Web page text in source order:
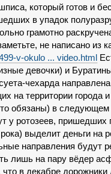
который готов и
в упадок
грамотно
не написано из
v-okulo ... video.html
девочки) и
чехарда
на территории города
обязаны) в следующем
у ротозеев, пришедших
выделит деньги на
направления будут
лишь на пару вёдер
что в декабре